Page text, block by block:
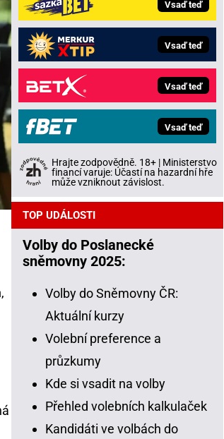
Vsaď teď
Vsaď teď
Vsaď teď
Vsaď teď
Hrajte zodpovědně. 18+ | Ministerstvo
financí varuje: Účastí na hazardní hře
může vzniknout závislost.
TOP UDÁLOSTI
Volby do Poslanecké
sněmovny 2025:
Volby do Sněmovny ČR:
Aktuální kurzy
Volební preference a
průzkumy
Kde si vsadit na volby
Přehled volebních kalkulaček
Kandidáti ve volbách do